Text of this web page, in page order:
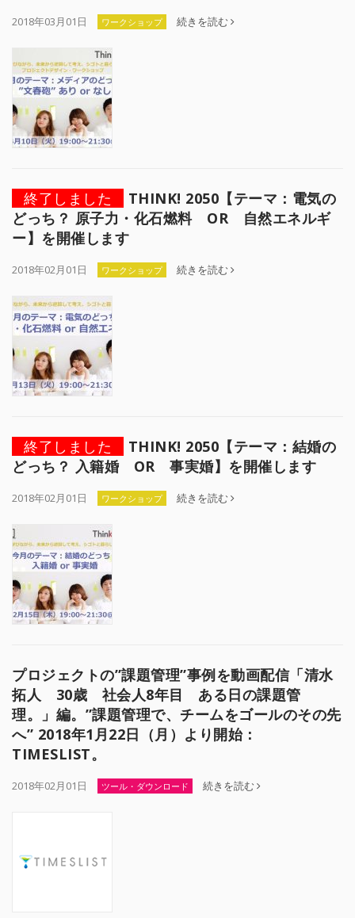
2018年03月01日 ワークショップ 続きを読む
終了しました
THINK! 2050【テーマ：電気の
どっち？ 原子力・化石燃料 OR 自然エネルギ
ー】を開催します
2018年02月01日 ワークショップ 続きを読む
終了しました
THINK! 2050【テーマ：結婚の
どっち？ 入籍婚 OR 事実婚】を開催します
2018年02月01日 ワークショップ 続きを読む
プロジェクトの”課題管理”事例を動画配信「清水
拓人 30歳 社会人8年目 ある日の課題管
理。」編。”課題管理で、チームをゴールのその先
へ” 2018年1月22日（月）より開始：
TIMESLIST。
2018年02月01日 ツール・ダウンロード 続きを読む